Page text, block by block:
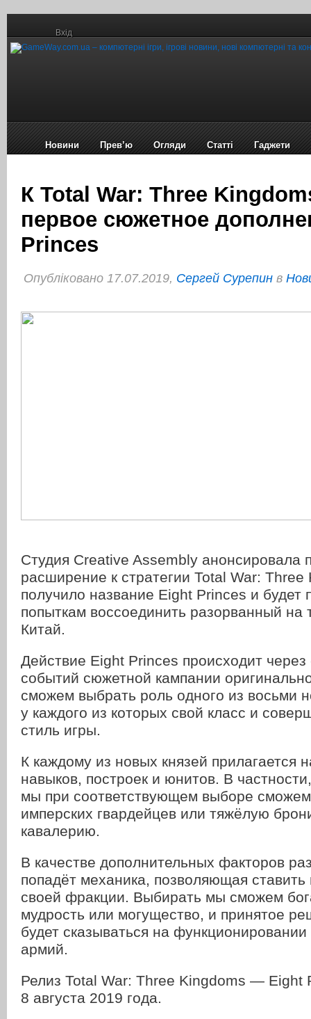
Вхід
Новини Прев’ю Огляди Статті Гаджети
К Total War: Three
первое сюжетное
Princes
Опубліковано 17.07.2019, Сергей Сурепин в
Студия Creative Assembly анонсировала
расширение к стратегии Total War:
получило название Eight Princes и будет
попыткам воссоединить разорванный на
Китай.
Действие Eight Princes происходит через
событий сюжетной кампании
сможем выбрать роль одного из восьми
у каждого из которых свой класс и
стиль игры.
К каждому из новых князей прилагается
навыков, построек и юнитов. В
мы при соответствующем выборе
имперских гвардейцев или тяжёлую
кавалерию.
В качестве дополнительных факторов
попадёт механика, позволяющая
своей фракции. Выбирать мы сможем
мудрость или могущество, и принятое
будет сказываться на
армий.
Релиз Total War: Three Kingdoms — Eight
8 августа 2019 года.